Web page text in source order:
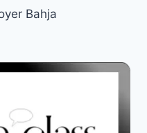
Bahja